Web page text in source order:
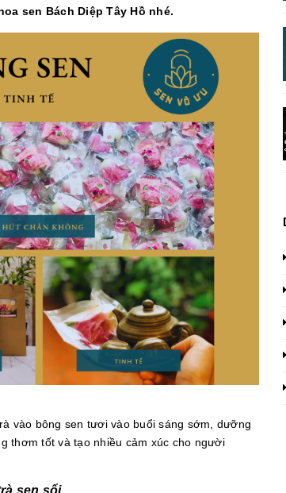
sen Bách Diệp Tây Hồ nhé.
vào bông sen tươi vào buổi sáng sớm, dưỡng
thơm tốt và tạo nhiều cảm xúc cho người
sen sổi